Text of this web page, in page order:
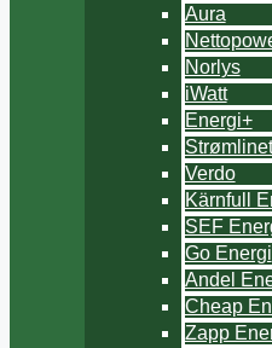
Aura
Norlys
iWatt
Energi+
Strømlinet
Verdo
Kärnfull
SEF
Go Energi
Andel
Cheap
Zapp